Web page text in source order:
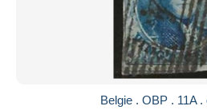
Belgie . OBP . 11A .